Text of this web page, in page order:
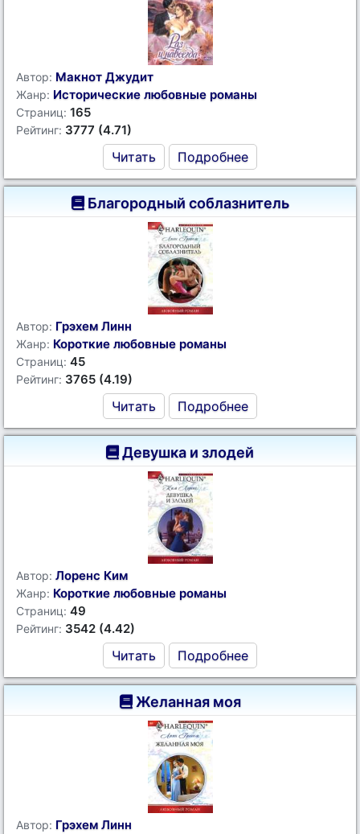
Автор: Макнот Джудит
Жанр: Исторические любовные романы
Страниц: 165
Рейтинг: 3777 (4.71)
Читать Подробнее
Благородный соблазнитель
Автор: Грэхем Линн
Жанр: Короткие любовные романы
Страниц: 45
Рейтинг: 3765 (4.19)
Читать Подробнее
Девушка и злодей
Автор: Лоренс Ким
Жанр: Короткие любовные романы
Страниц: 49
Рейтинг: 3542 (4.42)
Читать Подробнее
Желанная моя
Автор: Грэхем Линн